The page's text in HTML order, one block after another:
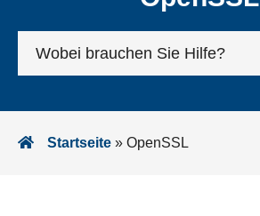
Startseite » OpenSSL